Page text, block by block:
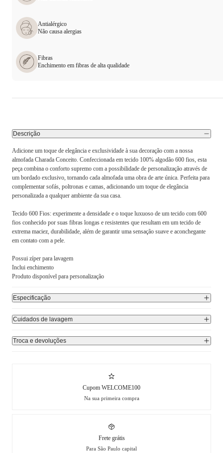
Antialérgico
Não causa alergias
Fibras
Enchimento em fibras de alta qualidade
Descrição
Adicione um toque de elegância e exclusividade à sua decoração com a nossa
almofada Charada Conceito. Confeccionada em tecido 100% algodão 600 fios, esta
peça combina o conforto supremo com a possibilidade de personalização através de
um bordado exclusivo, tornando cada almofada uma obra de arte única. Perfeita para
complementar sofás, poltronas e camas, adicionando um toque de elegância
personalizada a qualquer ambiente da sua casa.
Tecido 600 Fios: experimente a densidade e o toque luxuoso de um tecido com 600
fios conhecido por suas fibras longas e resistentes que resultam em um tecido de
extrema maciez, durabilidade, além de garantir uma sensação suave e aconchegante
em contato com a pele.
Possui zíper para lavagem
Inclui enchimento
Produto disponível para personalização
Especificação
Cuidados de lavagem
Troca e devoluções
Cupom WELCOME100
Na sua primeira compra
Frete grátis
Para São Paulo capital